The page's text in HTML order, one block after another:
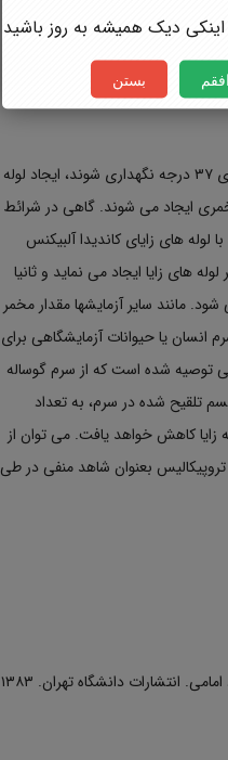
۹۰ درصد ایزوله های کلینیکی کاندیدا در صورتیکه درون سرم و بمدت ۲ تا ۳ ساعت در دمای ۳۷ درجه نگهداری شوند، ایجاد لوله
ایجاد می شوند. گاهی در شرائط
لوله های زایای کاندیدا آلبیکنس
های زایا ایجاد می نماید و ثانیا
مانند سایر آزمایشها مقدار مخمر
یا حیوانات آزمایشگاهی برای
توصیه شده است که از سرم گوساله
تلقیح شده در سرم، به تعداد
زایا کاهش خواهد یافت. می توان از
تروپیکالیس بعنوان شاهد منفی در طی
انتشارات دانشگاه تهران. ۱۳۸۳
اینکی دیک همیشه به روز باشید
بستن